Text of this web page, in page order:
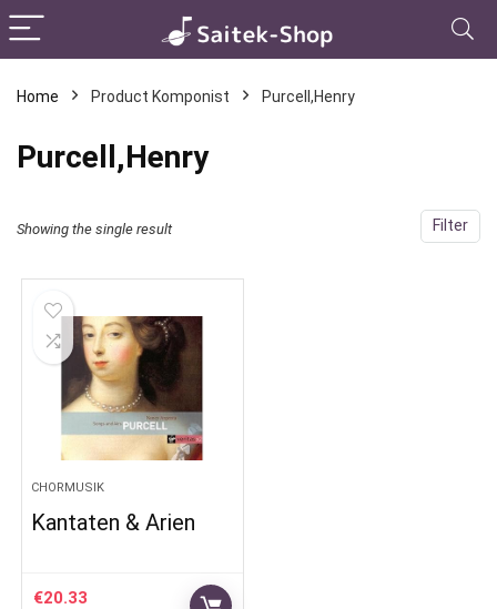
Home Product Komponist Purcell,Henry
Purcell,Henry
Filter
Showing the single result
CHORMUSIK
Kantaten & Arien
€20.33